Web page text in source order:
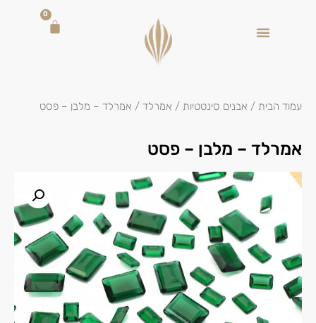
0
עמוד הבית / אבנים סינטטיות / אמרלד / אמרלד – מלבן – פסט
אמרלד – מלבן – פסט